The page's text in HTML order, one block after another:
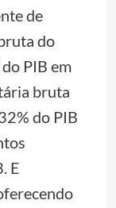
de
do
PIB em
bruta
do PIB
E